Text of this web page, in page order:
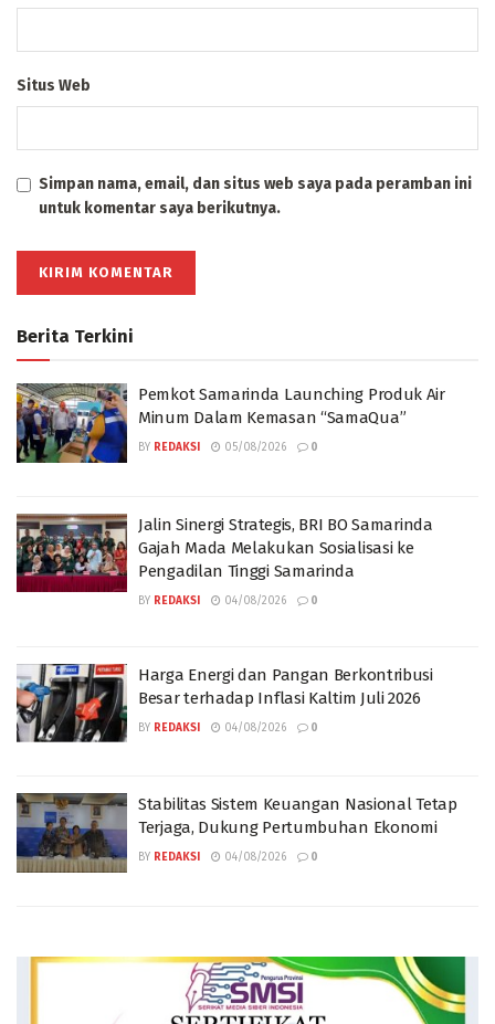
Situs Web
Simpan nama, email, dan situs web saya pada peramban ini
untuk komentar saya berikutnya.
Berita Terkini
Pemkot Samarinda Launching Produk Air
Minum Dalam Kemasan “SamaQua”
BY REDAKSI 05/08/2026 0
Jalin Sinergi Strategis, BRI BO Samarinda
Gajah Mada Melakukan Sosialisasi ke
Pengadilan Tinggi Samarinda
BY REDAKSI 04/08/2026 0
Harga Energi dan Pangan Berkontribusi
Besar terhadap Inflasi Kaltim Juli 2026
BY REDAKSI 04/08/2026 0
Stabilitas Sistem Keuangan Nasional Tetap
Terjaga, Dukung Pertumbuhan Ekonomi
BY REDAKSI 04/08/2026 0